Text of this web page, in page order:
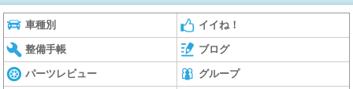
車種別 イイね！
整備手帳 ブログ
パーツレビュー グループ